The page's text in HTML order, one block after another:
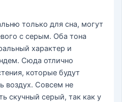
только для сна, могут
с серым. Оба тона
характер и
Сюда отлично
которые будут
воздух. Совсем не
скучный серый, так как у